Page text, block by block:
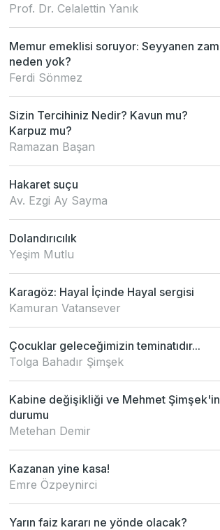
Prof. Dr. Celalettin Yanık
Memur emeklisi soruyor: Seyyanen zam
neden yok?
Ferdi Sönmez
Sizin Tercihiniz Nedir? Kavun mu?
Karpuz mu?
Ramazan Başan
Hakaret suçu
Av. Ezgi Ay Sayma
Dolandırıcılık
Yeşim Mutlu
Karagöz: Hayal İçinde Hayal sergisi
Kamuran Vatansever
Çocuklar geleceğimizin teminatıdır...
Tolga Bahadır Şimşek
Kabine değişikliği ve Mehmet Şimşek'in
durumu
Metehan Demir
Kazanan yine kasa!
Emre Özpeynirci
Yarın faiz kararı ne yönde olacak?